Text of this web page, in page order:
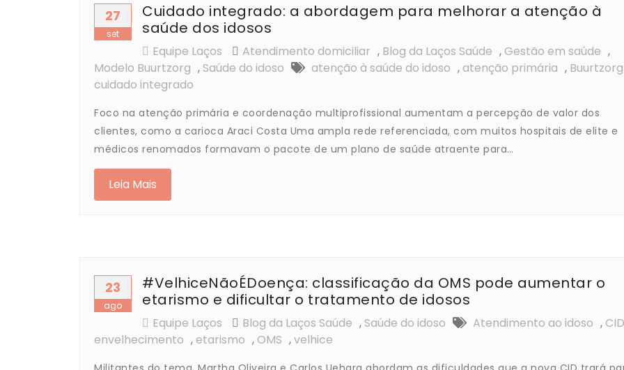
27
set
Cuidado integrado: a abordagem para melhorar a atenção à
saúde dos idosos
Equipe Laços Atendimento domiciliar , Blog da Laços Saúde , Gestão em saúde ,
Modelo Buurtzorg , Saúde do idoso atenção à saúde do idoso , atenção primária , Buurtzorg
cuidado integrado
Foco na atenção primária e coordenação multiprofissional aumentam a percepção de valor dos
clientes, como a carioca Araci Costa Uma ampla rede referenciada, com muitos hospitais de elite e
médicos renomados formavam o pacote de um plano de saúde atraente para…
Leia Mais
23
ago
#VelhiceNãoÉDoença: classificação da OMS pode aumentar o
etarismo e dificultar o tratamento de idosos
Equipe Laços Blog da Laços Saúde , Saúde do idoso Atendimento ao idoso , CID
envelhecimento , etarismo , OMS ,velhice